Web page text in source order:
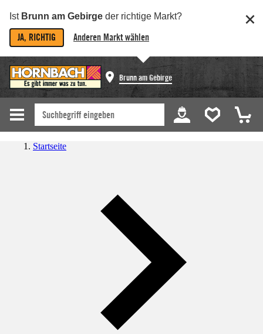
Ist Brunn am Gebirge der richtige Markt?
JA, RICHTIG Anderen Markt wählen
Brunn am Gebirge
Startseite